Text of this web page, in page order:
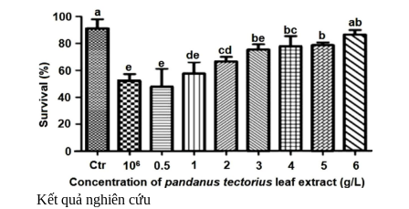
Kết quả nghiên cứu